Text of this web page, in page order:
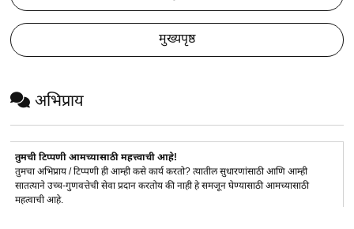
मुख्यपृष्ठ
अभिप्राय
तुमची टिप्पणी आमच्यासाठी महत्त्वाची आहे!
तुमचा अभिप्राय / टिप्पणी ही आम्ही कसे कार्य करतो? त्यातील सुधारणांसाठी आणि आम्ही
सातत्याने उच्च-गुणवत्तेची सेवा प्रदान करतोय की नाही हे समजून घेण्यासाठी आमच्यासाठी
महत्वाची आहे.